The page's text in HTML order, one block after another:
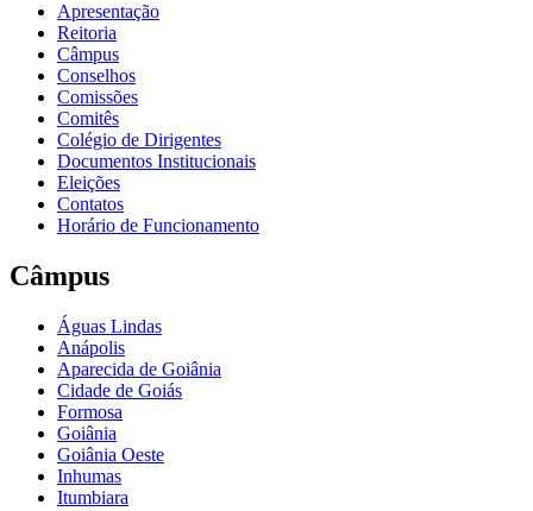
Apresentação
Reitoria
Câmpus
Conselhos
Comissões
Comitês
Colégio de Dirigentes
Documentos Institucionais
Eleições
Contatos
Horário de Funcionamento
Câmpus
Águas Lindas
Anápolis
Aparecida de Goiânia
Cidade de Goiás
Formosa
Goiânia
Goiânia Oeste
Inhumas
Itumbiara